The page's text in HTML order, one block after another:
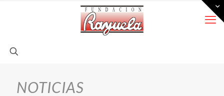
NOTICIAS